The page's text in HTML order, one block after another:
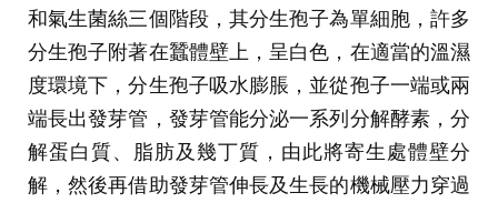
和氣生菌絲三個階段，其分生孢子為單細胞，許多
分生孢子附著在蠶體壁上，呈白色，在適當的溫濕
度環境下，分生孢子吸水膨脹，並從孢子一端或兩
端長出發芽管，發芽管能分泌一系列分解酵素，分
解蛋白質、脂肪及幾丁質，由此將寄生處體壁分
解，然後再借助發芽管伸長及生長的機械壓力穿過